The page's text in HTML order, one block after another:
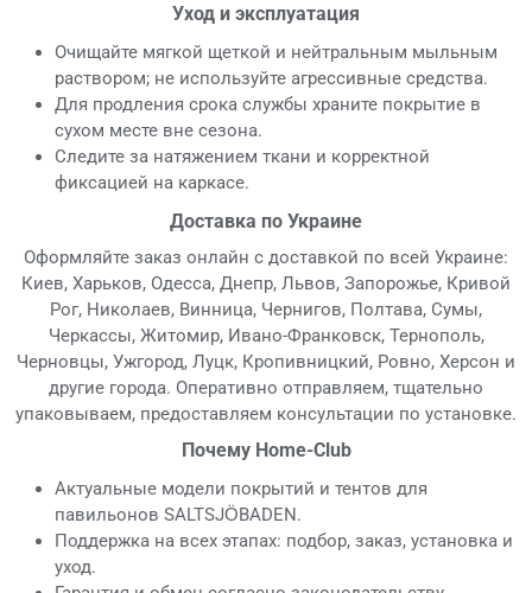
Уход и эксплуатация
Очищайте мягкой щеткой и нейтральным мыльным
раствором; не используйте агрессивные средства.
Для продления срока службы храните покрытие в
сухом месте вне сезона.
Следите за натяжением ткани и корректной
фиксацией на каркасе.
Доставка по Украине
Оформляйте заказ онлайн с доставкой по всей Украине:
Киев, Харьков, Одесса, Днепр, Львов, Запорожье, Кривой
Рог, Николаев, Винница, Чернигов, Полтава, Сумы,
Черкассы, Житомир, Ивано-Франковск, Тернополь,
Черновцы, Ужгород, Луцк, Кропивницкий, Ровно, Херсон и
другие города. Оперативно отправляем, тщательно
упаковываем, предоставляем консультации по установке.
Почему Home-Club
Актуальные модели покрытий и тентов для
павильонов SALTSJÖBADEN.
Поддержка на всех этапах: подбор, заказ, установка и
уход.